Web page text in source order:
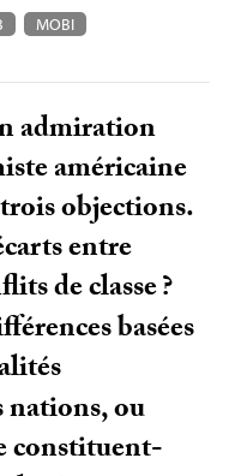
MOBI
admiration
américaine
objections.
entre
de classe?
basées
nations, ou
constituent-